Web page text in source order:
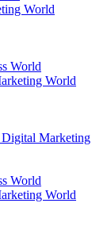
World
World
World
Digital Marketing
World
World